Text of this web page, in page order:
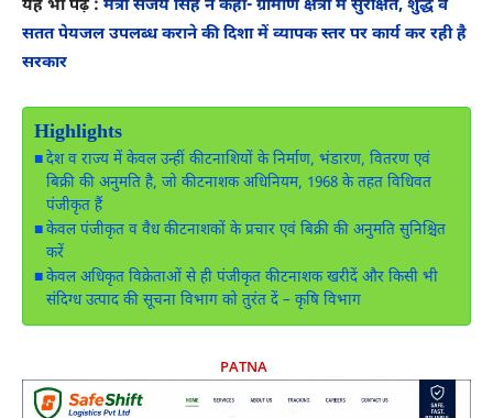
यह भी पढ़े : मंत्री संजय सिंह ने कहा- ग्रामीण क्षेत्रों में सुरक्षित, शुद्ध व
सतत पेयजल उपलब्ध कराने की दिशा में व्यापक स्तर पर कार्य कर रही है
सरकार
Highlights
देश व राज्य में केवल उन्हीं कीटनाशियों के निर्माण, भंडारण, वितरण एवं
बिक्री की अनुमति है, जो कीटनाशक अधिनियम, 1968 के तहत विधिवत
पंजीकृत हैं
केवल पंजीकृत व वैध कीटनाशकों के प्रचार एवं बिक्री की अनुमति सुनिश्चित
करें
केवल अधिकृत विक्रेताओं से ही पंजीकृत कीटनाशक खरीदें और किसी भी
संदिग्ध उत्पाद की सूचना विभाग को तुरंत दें – कृषि विभाग
PATNA